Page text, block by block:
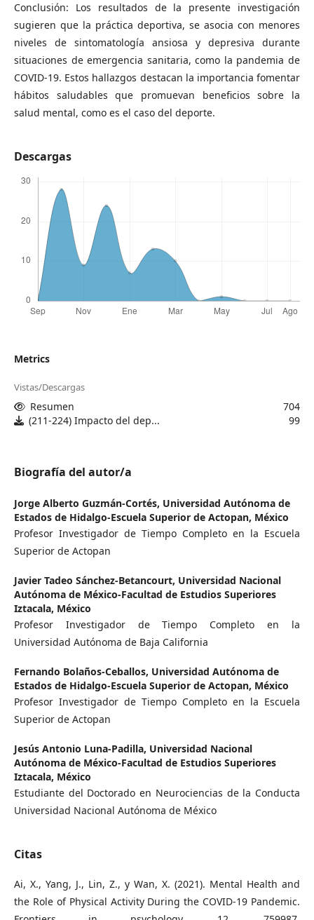
Conclusión: Los resultados de la presente investigación
sugieren que la práctica deportiva, se asocia con menores
niveles de sintomatología ansiosa y depresiva durante
situaciones de emergencia sanitaria, como la pandemia de
COVID-19. Estos hallazgos destacan la importancia fomentar
hábitos saludables que promuevan beneficios sobre la
salud mental, como es el caso del deporte.
Descargas
Metrics
Vistas/Descargas
Resumen
704
(211-224) Impacto del dep...
99
Biografía del autor/a
Jorge Alberto Guzmán-Cortés, Universidad Autónoma de
Estados de Hidalgo-Escuela Superior de Actopan, México
Profesor Investigador de Tiempo Completo en la Escuela
Superior de Actopan
Javier Tadeo Sánchez-Betancourt, Universidad Nacional
Autónoma de México-Facultad de Estudios Superiores
Iztacala, México
Profesor Investigador de Tiempo Completo en la
Universidad Autónoma de Baja California
Fernando Bolaños-Ceballos, Universidad Autónoma de
Estados de Hidalgo-Escuela Superior de Actopan, México
Profesor Investigador de Tiempo Completo en la Escuela
Superior de Actopan
Jesús Antonio Luna-Padilla, Universidad Nacional
Autónoma de México-Facultad de Estudios Superiores
Iztacala, México
Estudiante del Doctorado en Neurociencias de la Conducta
Universidad Nacional Autónoma de México
Citas
Ai, X., Yang, J., Lin, Z., y Wan, X. (2021). Mental Health and
the Role of Physical Activity During the COVID-19 Pandemic.